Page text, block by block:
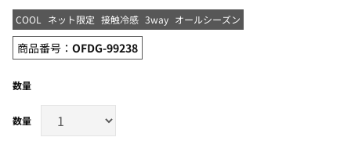
COOL ネット限定 接触冷感 3way オールシーズン
商品番号： OFDG-99238
数量